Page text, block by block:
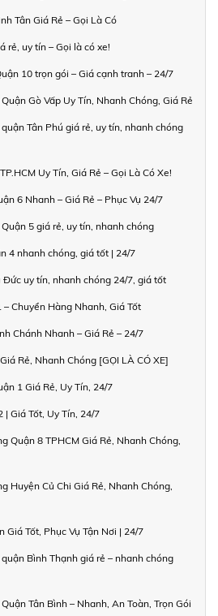
Tân Giá Rẻ – Gọi Là Có
rẻ, uy tín – Gọi là có xe!
10 trọn gói – Giá cạnh tranh – 24/7
Gò Vấp Uy Tín, Nhanh Chóng, Giá Rẻ
Tân Phú giá rẻ, uy tín, nhanh chóng
Uy Tín, Giá Rẻ – Gọi Là Có Xe!
6 Nhanh – Giá Rẻ – Phục Vụ 24/7
5 giá rẻ, uy tín, nhanh chóng
4 nhanh chóng, giá tốt | 24/7
Đức uy tín, nhanh chóng 24/7, giá tốt
Chuyển Hàng Nhanh, Giá Tốt
Chánh Nhanh – Giá Rẻ – 24/7
Rẻ, Nhanh Chóng [GỌI LÀ CÓ XE]
1 Giá Rẻ, Uy Tín, 24/7
| Giá Tốt, Uy Tín, 24/7
Quận 8 TPHCM Giá Rẻ, Nhanh Chóng,
Huyện Củ Chi Giá Rẻ, Nhanh Chóng,
Giá Tốt, Phục Vụ Tận Nơi | 24/7
Bình Thạnh giá rẻ – nhanh chóng
Tân Bình – Nhanh, An Toàn, Trọn Gói